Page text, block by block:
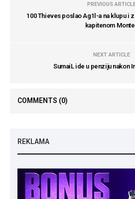
PREVIOUS
100 Thieves poslao Ag1l-a na klupu i
kapitenom
NEXT ARTICLE
SumaiL ide u penziju nakon
COMMENTS (0)
REKLAMA